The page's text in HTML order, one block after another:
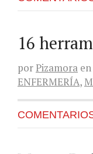
16
porPizamora en
ENFERMERÍA,